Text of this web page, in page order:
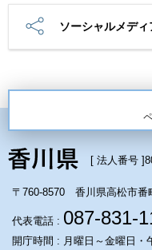
ソーシャルメディ
[ 法人番号 ]
〒760-8570 香川県高松市番
代表電話 : 087-831-
開庁時間 : 月曜日～金曜日・